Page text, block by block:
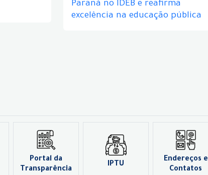
Paraná no IDEB e reafirma
excelência na educação pública
Portal da
Transparência
IPTU
Endereços e
Contatos